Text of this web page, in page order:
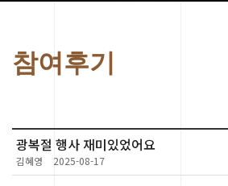
참여후기
광복절 행사 재미있었어요
김혜영 2025-08-17